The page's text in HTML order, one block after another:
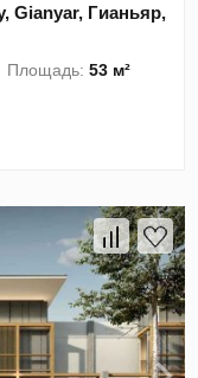
Gianyar, Гианьяр,
Площадь:53 м²